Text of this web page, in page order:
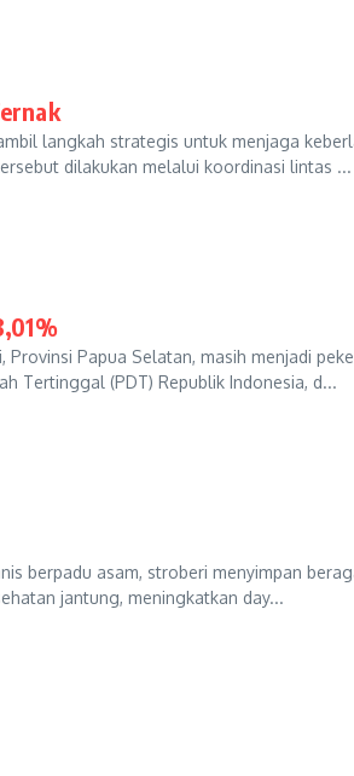
langkah strategis untuk menjaga
dilakukan melalui koordinasi lintas ...
Papua Selatan, masih menjadi
Tertinggal (PDT) Republik Indonesia, d...
berpadu asam, stroberi menyimpan
jantung, meningkatkan day...